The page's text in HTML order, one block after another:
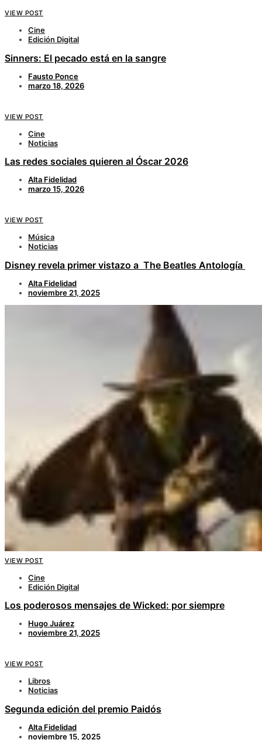
VIEW POST
Cine
Edición Digital
Sinners: El pecado está en la sangre
Fausto Ponce
marzo 18, 2026
VIEW POST
Cine
Noticias
Las redes sociales quieren al Óscar 2026
Alta Fidelidad
marzo 15, 2026
VIEW POST
Música
Noticias
Disney revela primer vistazo a The Beatles Antología
Alta Fidelidad
noviembre 21, 2025
VIEW POST
Cine
Edición Digital
Los poderosos mensajes de Wicked: por siempre
Hugo Juárez
noviembre 21, 2025
VIEW POST
Libros
Noticias
Segunda edición del premio Paidós
Alta Fidelidad
noviembre 15, 2025